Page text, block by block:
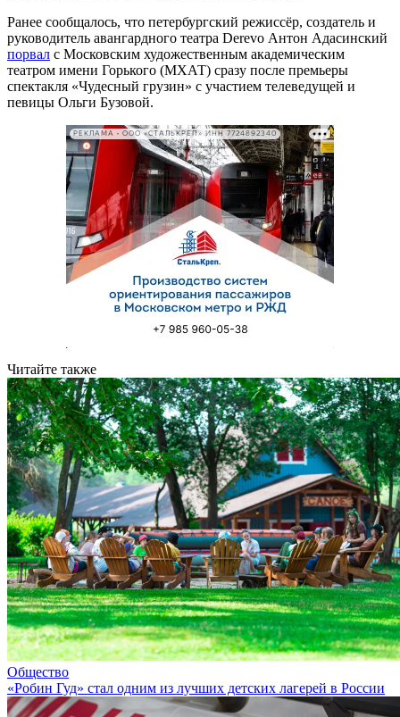
Ранее сообщалось, что петербургский режиссёр, создатель и
руководитель авангардного театра Derevo Антон Адасинский
порвал с Московским художественным академическим
театром имени Горького (МХАТ) сразу после премьеры
спектакля «Чудесный грузин» с участием телеведущей и
певицы Ольги Бузовой.
РЕКЛАМА • ООО «СТАЛЬКРЕП» ИНН 7724892340
Читайте также
Общество
«Робин Гуд» стал одним из лучших детских лагерей в России